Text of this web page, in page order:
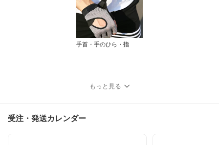
手首・手のひら・指
もっと見る
受注・発送カレンダー